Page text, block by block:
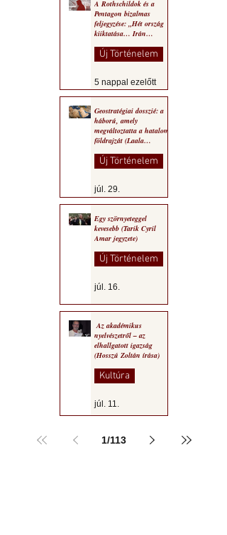
A Rothschildok és a
Pentagon bizalmas
feljegyzése: „Hét ország
kiiktatása… Irán
Új Történelem
5 nappal ezelőtt
Geostratégiai dosszié: a
háború, amely
megváltoztatta a hatalom
földrajzát (Laala
Új Történelem
júl. 29.
Egy szörnyeteggel
kevesebb (Tarik Cyril
Amar jegyzete)
Új Történelem
júl. 16.
Az akadémikus
nyelvészetről – az
elhallgatott igazság
(Hosszú Zoltán írása)
Kultúra
júl. 11.
1/113